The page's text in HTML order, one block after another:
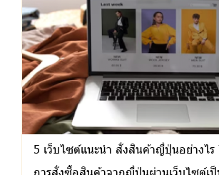
5 เว็บไซต์แนะนำ สั่งสินค้าญี่ปุ่นอย่างไร
การสั่งซื้อสินค้าจากญี่ปุ่นผ่านเว็บไซต์เ